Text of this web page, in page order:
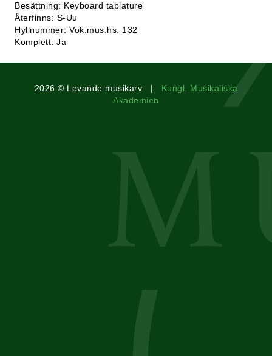
Besättning: Keyboard tablature
Återfinns: S-Uu
Hyllnummer: Vok.mus.hs. 132
Komplett: Ja
2026 © Levande musikarv | Kungl. Musikaliska
Akademien